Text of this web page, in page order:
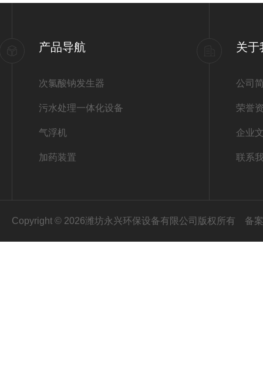
产品导航
次氯酸钠发生器
污水处理一体化设备
气浮机
加药装置
关于
公司
荣誉
企业
联系
Copyright © 2026潍坊永兴环保设备有限公司版权所有 备